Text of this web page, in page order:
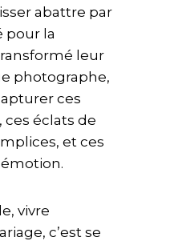
abattre par
pour la
leur
photographe,
ces
éclats de
et ces
vivre
c’est se